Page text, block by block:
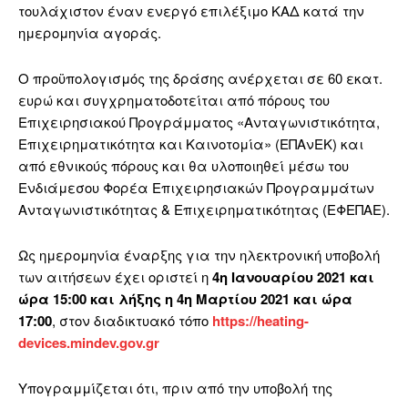
τουλάχιστον έναν ενεργό επιλέξιμο ΚΑΔ κατά την
ημερομηνία αγοράς.
Ο προϋπολογισμός της δράσης ανέρχεται σε 60 εκατ.
ευρώ και συγχρηματοδοτείται από πόρους του
Επιχειρησιακού Προγράμματος «Ανταγωνιστικότητα,
Επιχειρηματικότητα και Καινοτομία» (ΕΠΑνΕΚ) και
από εθνικούς πόρους και θα υλοποιηθεί μέσω του
Ενδιάμεσου Φορέα Επιχειρησιακών Προγραμμάτων
Ανταγωνιστικότητας & Επιχειρηματικότητας (ΕΦΕΠΑΕ).
Ως ημερομηνία έναρξης για την ηλεκτρονική υποβολή
των αιτήσεων έχει οριστεί η4η Ιανουαρίου 2021 και
ώρα 15:00 και λήξης η 4η Μαρτίου 2021 και ώρα
17:00, στον διαδικτυακό τόπο https://heating-
devices.mindev.gov.gr
Υπογραμμίζεται ότι, πριν από την υποβολή της